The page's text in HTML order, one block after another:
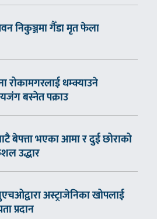
निकुञ्जमा गैँडा मृत फेला
रोकामगरलाई धम्क्याउने
बस्नेत पक्राउ
बेपत्ता भएका आमा र दुई छोराको
उद्धार
अस्ट्राजेनिका खोपलाई
प्रदान